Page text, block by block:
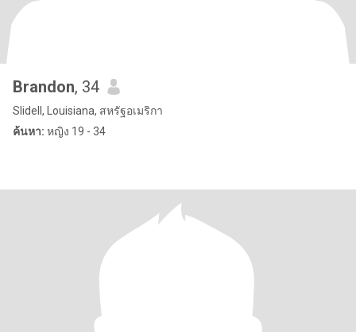
Brandon, 34
Slidell, Louisiana, สหรัฐอเมริกา
ค้นหา: หญิง 19 - 34